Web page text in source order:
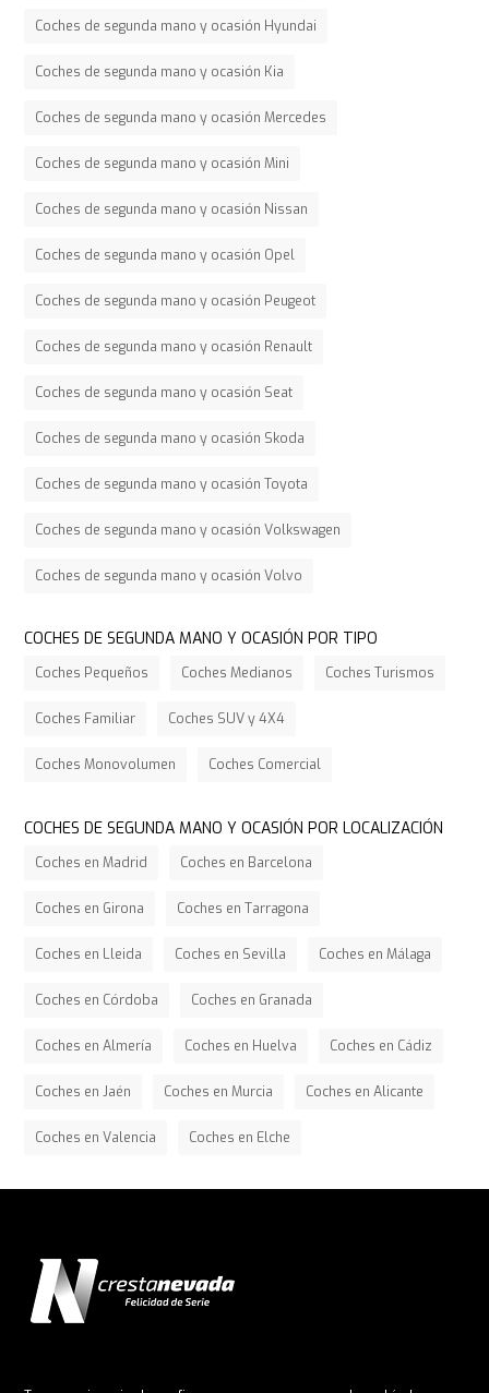
Coches de segunda mano y ocasión Hyundai
Coches de segunda mano y ocasión Kia
Coches de segunda mano y ocasión Mercedes
Coches de segunda mano y ocasión Mini
Coches de segunda mano y ocasión Nissan
Coches de segunda mano y ocasión Opel
Coches de segunda mano y ocasión Peugeot
Coches de segunda mano y ocasión Renault
Coches de segunda mano y ocasión Seat
Coches de segunda mano y ocasión Skoda
Coches de segunda mano y ocasión Toyota
Coches de segunda mano y ocasión Volkswagen
Coches de segunda mano y ocasión Volvo
COCHES DE SEGUNDA MANO Y OCASIÓN POR TIPO
Coches Pequeños Coches Medianos Coches Turismos
Coches Familiar Coches SUV y 4X4
Coches Monovolumen Coches Comercial
COCHES DE SEGUNDA MANO Y OCASIÓN POR LOCALIZACIÓN
Coches en Madrid Coches en Barcelona
Coches en Girona Coches en Tarragona
Coches en Lleida Coches en Sevilla Coches en Málaga
Coches en Córdoba Coches en Granada
Coches en Almería Coches en Huelva Coches en Cádiz
Coches en Jaén Coches en Murcia Coches en Alicante
Coches en Valencia Coches en Elche